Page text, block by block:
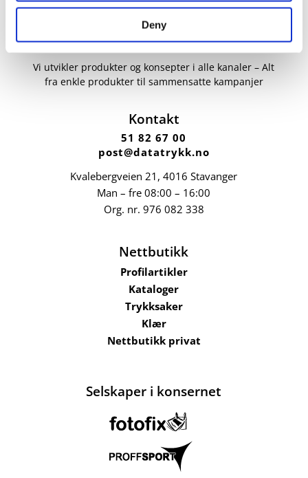
Deny
Vi utvikler produkter og konsepter i alle kanaler – Alt
fra enkle produkter til sammensatte kampanjer
Kontakt
51 82 67 00
post@datatrykk.no
Kvalebergveien 21 , 4016 Stavanger
Man – fre 08:00 – 16:00
Org. nr. 976 082 338
Nettbutikk
Profilartikler
Kataloger
Trykksaker
Klær
Nettbutikk privat
Selskaper i konsernet